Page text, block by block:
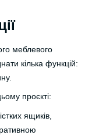
меблевого
кілька функцій:
проєкті:
ящиків,